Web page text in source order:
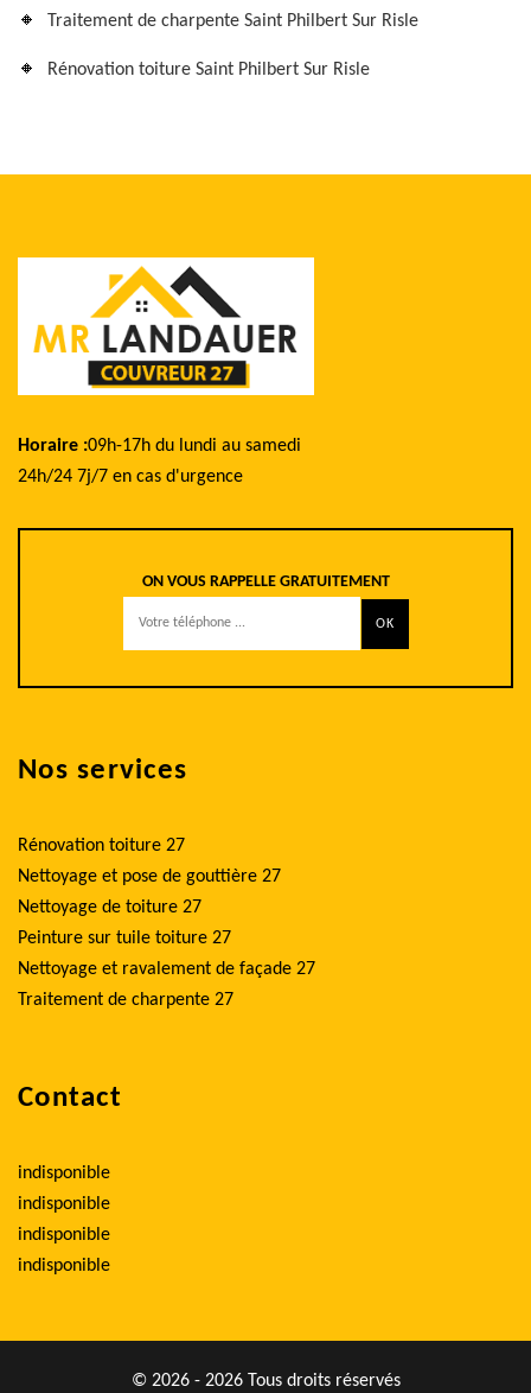
Traitement de charpente Saint Philbert Sur Risle
Rénovation toiture Saint Philbert Sur Risle
Horaire :09h-17h du lundi au samedi
24h/24 7j/7 en cas d'urgence
ON VOUS RAPPELLE GRATUITEMENT
Nos services
Rénovation toiture 27
Nettoyage et pose de gouttière 27
Nettoyage de toiture 27
Peinture sur tuile toiture 27
Nettoyage et ravalement de façade 27
Traitement de charpente 27
Contact
indisponible
indisponible
indisponible
indisponible
© 2026 - 2026 Tous droits réservés